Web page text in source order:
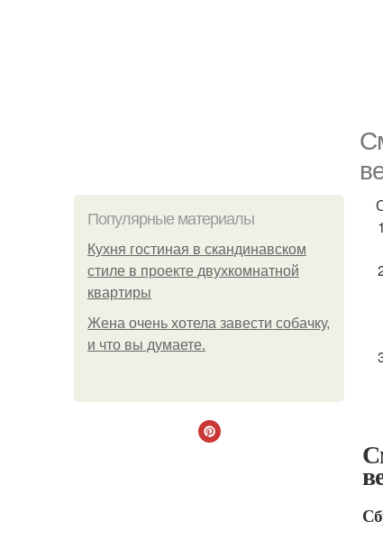
Популярные материалы
Кухня гостиная в скандинавском
стиле в проекте двухкомнатной
квартиры
Жена очень хотела завести собачку,
и что вы думаете.